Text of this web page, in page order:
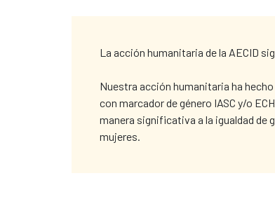
La acción humanitaria de la AECID
Nuestra acción humanitaria ha
con marcador de género IASC y/o
manera significativa a la igualdad de
mujeres.